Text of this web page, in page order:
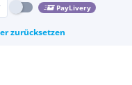
PayLivery
zurücksetzen